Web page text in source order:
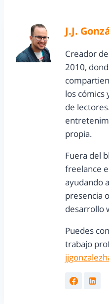
J.J.
Creador
2010,
los cómics
de
propia.
Fuera del
freelance
ayudando
presencia
desarrollo
Puedes
trabajo